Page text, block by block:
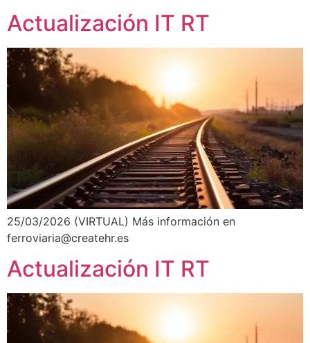
Actualización IT RT
25/03/2026 (VIRTUAL) Más información en
ferroviaria@createhr.es
Actualización IT RT